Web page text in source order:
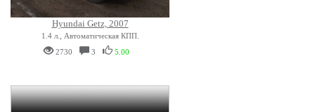
Hyundai Getz, 2007
1.4 л., Автоматическая КПП.
2730
3 5.00